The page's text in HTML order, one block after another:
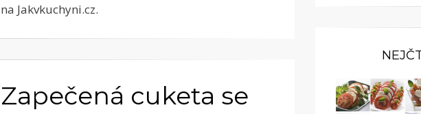
na Jakvkuchyni.cz.
Zapečená cuketa se